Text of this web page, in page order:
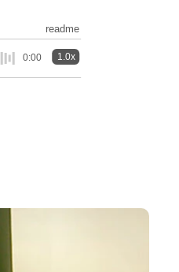
readme
0:00 1.0x